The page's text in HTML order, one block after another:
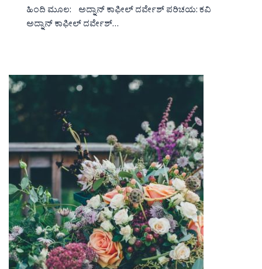
ಹಿಂದಿ ಮೂಲ: ಅದ್ನಾನ್ ಕಾಫೀಲ್ ದರ್ವೇಶ್ ಪರಿಚಯ: ಕವಿ
ಅದ್ನಾನ್ ಕಾಫೀಲ್ ದರ್ವೇಶ್…